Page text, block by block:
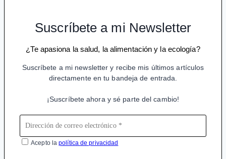
Suscríbete a mi Newsletter
¿Te apasiona la salud, la alimentación y la ecología?
Suscríbete a mi newsletter y recibe mis últimos artículos
directamente en tu bandeja de entrada.
¡Suscríbete ahora y sé parte del cambio!
Acepto lapolítica de privacidad